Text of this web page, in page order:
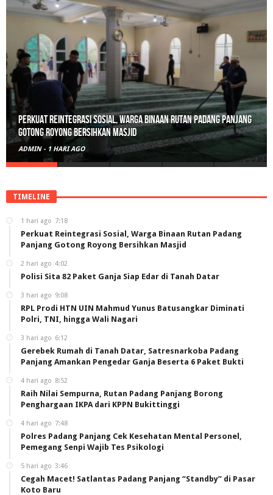
Perkuat Reintegrasi Sosial, Warga Binaan Rutan Padang Panjang
Gotong Royong Bersihkan Masjid
ADMIN - 1 HARI AGO
TIMELINE
1 hari ago 7:18
Perkuat Reintegrasi Sosial, Warga Binaan Rutan Padang
Panjang Gotong Royong Bersihkan Masjid
2 hari ago 4:02
Polisi Sita 82 Paket Ganja Siap Edar di Tanah Datar
3 hari ago 9:08
RPL Prodi HTN UIN Mahmud Yunus Batusangkar Diminati
Polri, TNI, hingga Wali Nagari
3 hari ago 6:12
Gerebek Rumah di Tanah Datar, Satresnarkoba Padang
Panjang Amankan Pengedar Ganja Beserta 6 Paket Bukti
4 hari ago 8:52
Raih Nilai Sempurna, Rutan Padang Panjang Borong
Penghargaan IKPA dari KPPN Bukittinggi
4 hari ago 7:48
Polres Padang Panjang Cek Kesehatan Mental Personel,
Pemegang Senpi Wajib Tes Psikologi
5 hari ago 3:46
Cegah Macet! Satlantas Padang Panjang “Standby” di Pasar
Koto Baru